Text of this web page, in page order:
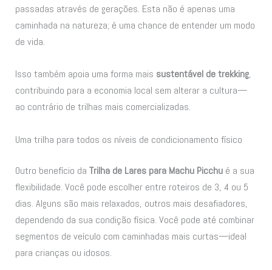
passadas através de gerações. Esta não é apenas uma
caminhada na natureza; é uma chance de entender um modo
de vida.
Isso também apoia uma forma mais sustentável de trekking,
contribuindo para a economia local sem alterar a cultura—
ao contrário de trilhas mais comercializadas.
Uma trilha para todos os níveis de condicionamento físico
Outro benefício daTrilha de Lares para Machu Picchu é a sua
flexibilidade. Você pode escolher entre roteiros de 3, 4 ou 5
dias. Alguns são mais relaxados, outros mais desafiadores,
dependendo da sua condição física. Você pode até combinar
segmentos de veículo com caminhadas mais curtas—ideal
para crianças ou idosos.